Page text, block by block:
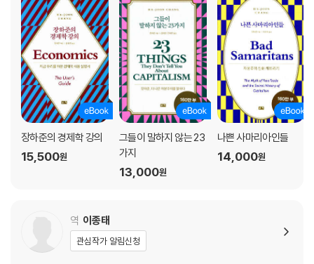
4 무역 관련 지적재산권의 대안을 찾아서
6장 : 선별적 산업 정책은 지금도 유효한가?
1 제도적 선결 요건론에 담긴 허구
2 제도적 선결 요건론의 실증적 검증
3 국제 환경의 변화와 선별적 산업 정책
4 선별적 산업 정책은 여전히 가능하다!
3부 : (국내 경제 정책 이슈 점검) 신자유주의 경제학의 반경제성 비판
7장 : 산업 정책의 정치경제학
1 산업 정책을 둘러싼 논쟁들
4 반산업 정책론자들의 질문에 답한다!
5 문제는 타당성이 아니라 실행 방법이다!
장하준의 경제학 강의
15,500원
그들이 말하지 않는 23
가지
13,000원
나쁜 사마리아인들
14,000원
역 이종태
관심작가 알림신청